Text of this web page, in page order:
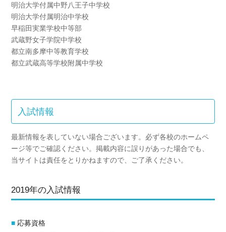
明治大学付属中野八王子中学校
明治大学付属明治中学校
早稲田実業学校中等部
武蔵野女子学院中学校
都立南多摩中等教育学校
都立武蔵高等学校附属中学校
入試情報
最新情報を表していない場合ございます。必ず各校のホームペ
ージ等でご確認ください。掲載内容に誤りがあった場合でも、
当サイトは責任をとりかねますので、ご了承ください。
2019年の入試情報
応募資格